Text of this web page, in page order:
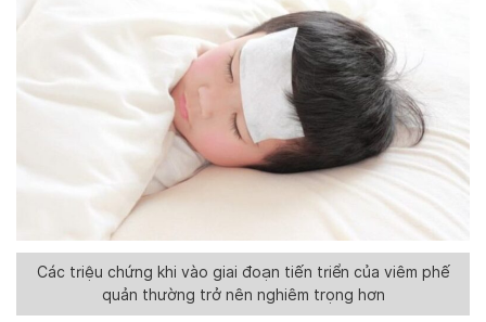
Các triệu chứng khi vào giai đoạn tiến triển của viêm phế
quản thường trở nên nghiêm trọng hơn